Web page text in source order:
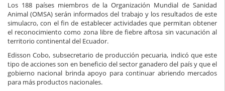
Los 188 países miembros de la Organización Mundial de Sanidad
Animal (OMSA) serán informados del trabajo y los resultados de este
simulacro, con el fin de establecer actividades que permitan obtener
el reconocimiento como zona libre de fiebre aftosa sin vacunación al
territorio continental del Ecuador.
Edisson Cobo, subsecretario de producción pecuaria, indicó que este
tipo de acciones son en beneficio del sector ganadero del país y que el
gobierno nacional brinda apoyo para continuar abriendo mercados
para más productos nacionales.